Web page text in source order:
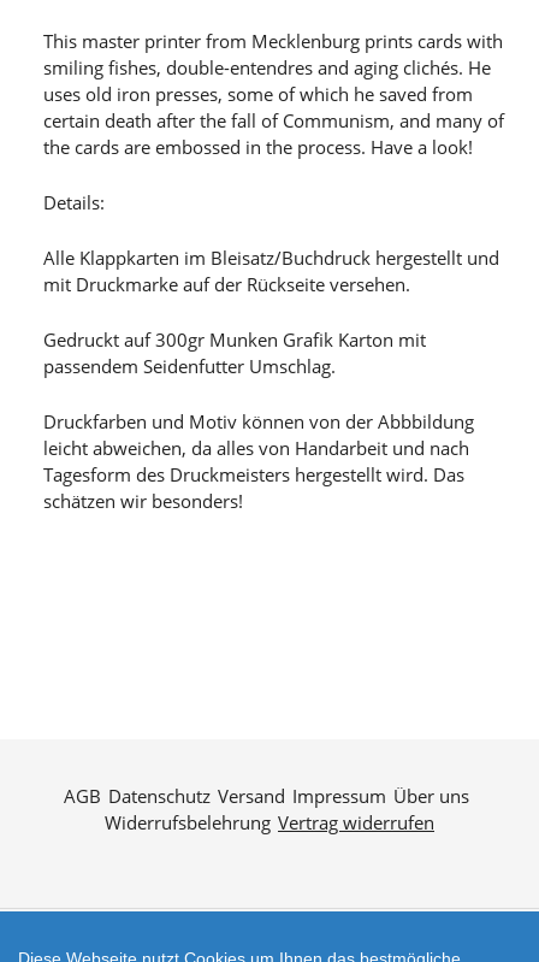
This master printer from Mecklenburg prints cards with
smiling fishes, double-entendres and aging clichés. He
uses old iron presses, some of which he saved from
certain death after the fall of Communism, and many of
the cards are embossed in the process. Have a look!
Details:
Alle Klappkarten im Bleisatz/Buchdruck hergestellt und
mit Druckmarke auf der Rückseite versehen.
Gedruckt auf 300gr Munken Grafik Karton mit
passendem Seidenfutter Umschlag.
Druckfarben und Motiv können von der Abbbildung
leicht abweichen, da alles von Handarbeit und nach
Tagesform des Druckmeisters hergestellt wird. Das
schätzen wir besonders!
AGB Datenschutz Versand Impressum Über uns
Widerrufsbelehrung Vertrag widerrufen